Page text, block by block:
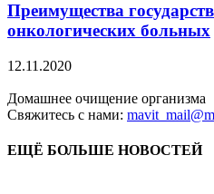
Преимущества
онкологических больных
12.11.2020
Домашнее очищение организма
Свяжитесь с нами:
ЕЩЁ БОЛЬШЕ НОВОСТЕЙ